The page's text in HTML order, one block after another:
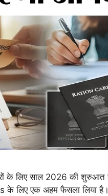
के लिए साल 2026 की
के लिए एक अहम फैसला लिया